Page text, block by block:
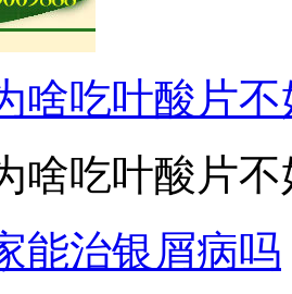
啥吃叶酸片不
啥吃叶酸片
能治银屑病吗